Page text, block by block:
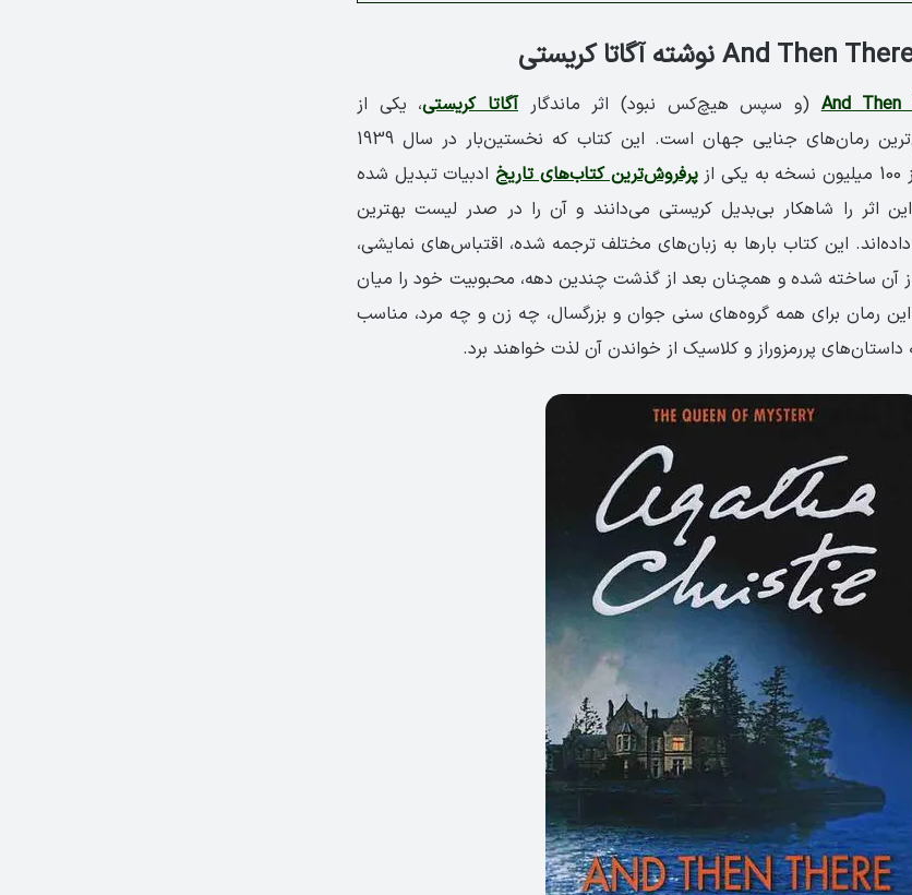
(و سپس هیچ‌کس نبود) اثر ماندگارآگاتا کریستی، یکی از
شناخته‌شده‌ترین و پرفروش‌ترین رمان‌های جنایی جهان است. این کتاب که نخستین‌بار در سال 1939
پرفروش‌ترین کتاب‌های تاریخادبیات تبدیل شده
اثر را شاهکار بی‌بدیل کریستی می‌دانند و آن را در صدر لیست بهترین
این کتاب بارها به زبان‌های مختلف ترجمه شده، اقتباس‌های نمایشی،
از آن ساخته شده و همچنان بعد از گذشت چندین دهه، محبوبیت خود را میان
رمان برای همه گروه‌های سنی جوان و بزرگسال، چه زن و چه مرد، مناسب
داستان‌های پررمزوراز و کلاسیک از خواندن آن لذت خواهند برد.